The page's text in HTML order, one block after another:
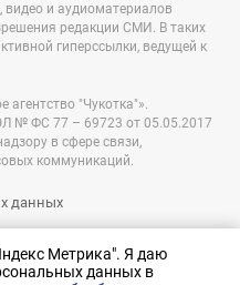
Метрика". Я даю
данных в
видео и аудиоматериалов
редакции СМИ. В таких
гиперссылки, ведущей к
"Чукотка"».
№ ФС 77 – 69723 от 05.05.2017
в сфере связи,
коммуникаций.
данных